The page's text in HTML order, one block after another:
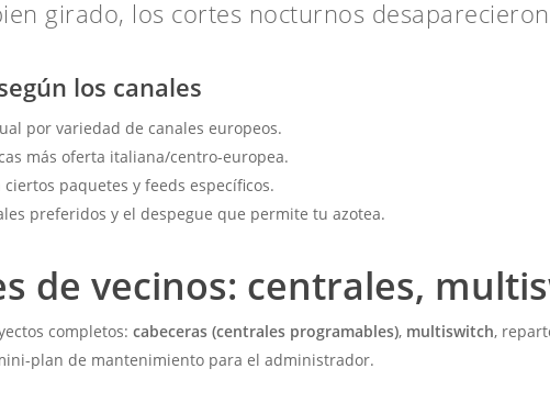
girado, los cortes nocturnos
los canales
por variedad de canales europeos.
más oferta italiana/centro-europea.
paquetes y feeds específicos.
preferidos y el despegue que permite tu azotea.
de vecinos: centrales,
completos:cabeceras (centrales programables), multiswitch,
plan de mantenimiento para el administrador.